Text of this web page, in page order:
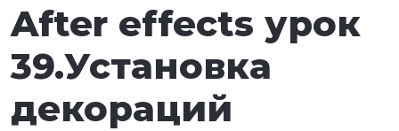
After effects урок
39.Установка
декораций